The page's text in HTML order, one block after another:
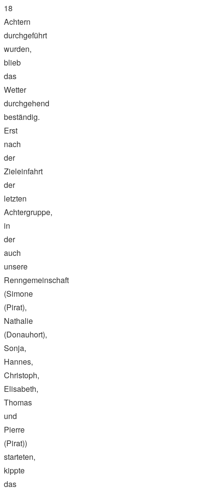
18
Achtern
durchgeführt
wurden,
blieb
das
Wetter
durchgehend
beständig.
Erst
nach
der
Zieleinfahrt
der
letzten
Achtergruppe,
in
der
auch
unsere
Renngemeinschaft
(Simone
(Pirat),
Nathalie
(Donauhort),
Sonja,
Hannes,
Christoph,
Elisabeth,
Thomas
und
Pierre
(Pirat))
starteten,
kippte
das